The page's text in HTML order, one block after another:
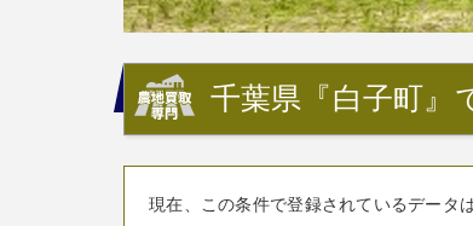
千葉県『白子町』
現在、この条件で登録されているデータ